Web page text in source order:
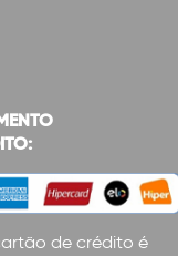
de crédito é